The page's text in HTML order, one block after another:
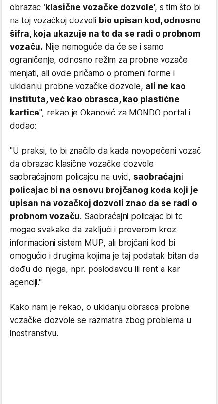
obrazac 'klasične vozačke dozvole', s tim što bi
na toj vozačkoj dozvoli bio upisan kod, odnosno
šifra, koja ukazuje na to da se radi o probnom
vozaču. Nije nemoguće da će se i samo
ograničenje, odnosno režim za probne vozače
menjati, ali ovde pričamo o promeni forme i
ukidanju probne vozačke dozvole, ali ne kao
instituta, već kao obrasca, kao plastične
kartice", rekao je Okanović za MONDO portal i
dodao:
"U praksi, to bi značilo da kada novopečeni vozač
da obrazac klasične vozačke dozvole
saobraćajnom policajcu na uvid, saobraćajni
policajac bi na osnovu brojčanog koda koji je
upisan na vozačkoj dozvoli znao da se radi o
probnom vozaču. Saobraćajni policajac bi to
mogao svakako da zaključi i proverom kroz
informacioni sistem MUP, ali brojčani kod bi
omogućio i drugima kojima je taj podatak bitan da
dođu do njega, npr. poslodavcu ili rent a kar
agenciji."
Kako nam je rekao, o ukidanju obrasca probne
vozačke dozvole se razmatra zbog problema u
inostranstvu.